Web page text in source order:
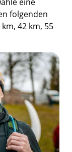
folgenden
42 km, 55